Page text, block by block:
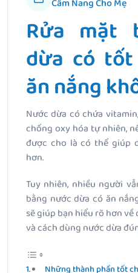
Cẩm Nang Cho Mẹ
Rửa mặt
dừa có tốt
ăn nắng
Nước dừa có chứa
chống oxy hóa tự nhiên,
được cho là có thể giúp
hơn.
Tuy nhiên, nhiều người
bằng nước dừa có ăn
sẽ giúp bạn hiểu rõ hơn
và cách dùng nước dừa
Những thành phần tốt